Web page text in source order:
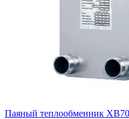
Паяный теплообменник